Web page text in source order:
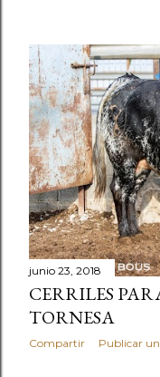
junio 23, 2018
CERRILES
TORNESA
Compartir Publicar